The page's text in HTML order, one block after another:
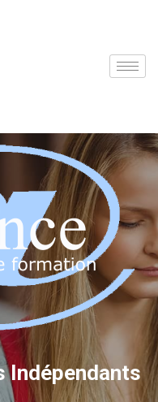
Indépendants